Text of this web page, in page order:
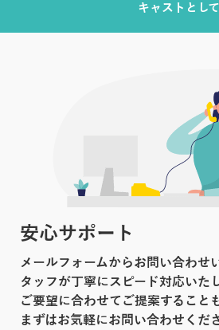
キャストとし
安心サポート
メールフォームからお問い合わせ
タッフが丁寧にスピード対応いたし
ご要望に合わせてご提案すること
まずはお気軽にお問い合わせくだ